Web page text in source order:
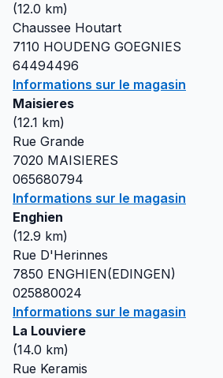
(12.0 km)
Chaussee Houtart
7110 HOUDENG GOEGNIES
64494496
Informations sur le magasin
Maisieres
(12.1 km)
Rue Grande
7020 MAISIERES
065680794
Informations sur le magasin
Enghien
(12.9 km)
Rue D'Herinnes
7850 ENGHIEN(EDINGEN)
025880024
Informations sur le magasin
La Louviere
(14.0 km)
Rue Keramis